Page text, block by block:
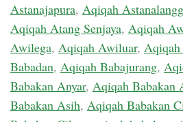
Astanajapura, Aqiqah
Aqiqah Atang Senjaya, Aqiqah
Awilega, Aqiqah Awiluar,
Babadan, Aqiqah Babajurang,
Babakan Anyar, Aqiqah Babakan
Babakan Asih, Aqiqah Babakan